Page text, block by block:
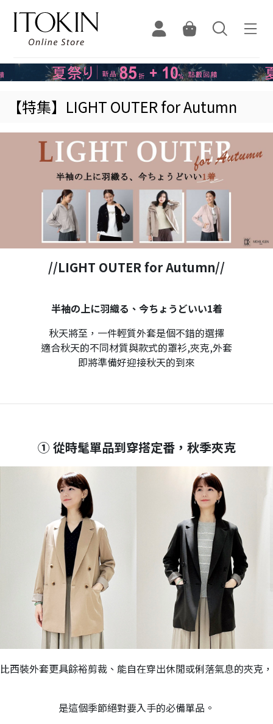
【特集】LIGHT OUTER for Autumn
//LIGHT OUTER for Autumn//
半袖の上に羽織る、今ちょうどいい1着
秋天將至，一件輕質外套是個不錯的選擇
適合秋天的不同材質與款式的罩衫,夾克,外套
即將準備好迎接秋天的到來
① 從時髦單品到穿搭定番，秋季夾克
比西裝外套更具餘裕剪裁、能自在穿出休閒或俐落氣息的夾克，
是這個季節絕對要入手的必備單品。